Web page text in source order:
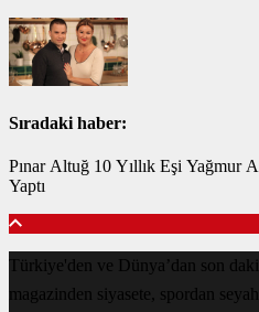
Sıradaki haber:
Pınar Altuğ 10 Yıllık Eşi Yağmur
Yaptı
Türkiye'den ve Dünya’dan son
magazinden siyasete, spordan